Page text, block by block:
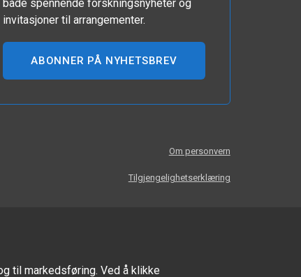
til markedsføring. Ved å klikke
både spennende forskningsnyheter og
invitasjoner til arrangementer.
ABONNER PÅ NYHETSBREV
Om personvern
Tilgjengelighetserklæring